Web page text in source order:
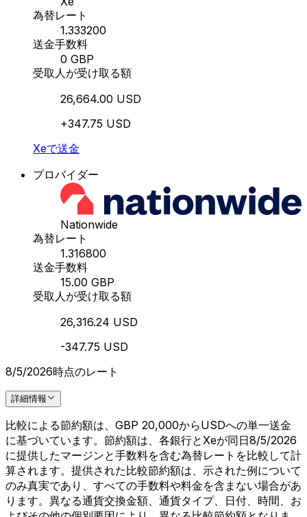
為替レート
1.333200
送金手数料
0 GBP
受取人が受け取る額
26,664.00 USD
+347.75 USD
Xeで送金
プロバイダー
Nationwide
為替レート
1.316800
送金手数料
15.00 GBP
受取人が受け取る額
26,316.24 USD
-347.75 USD
8/5/2026時点のレート
詳細情報
比較による節約額は、GBP 20,000からUSDへの単一送金
に基づいています。節約額は、各銀行とXeが同日8/5/2026
に提供したマージンと手数料を含む為替レートを比較して計
算されます。提供された比較節約額は、示された例について
のみ真実であり、すべての手数料や料金を含まない場合があ
ります。異なる通貨交換金額、通貨タイプ、日付、時間、お